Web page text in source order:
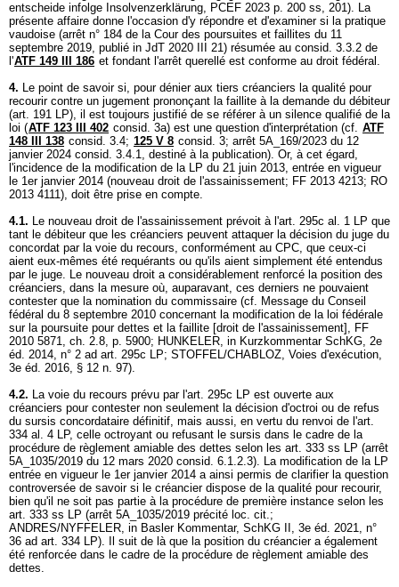
entscheide infolge Insolvenzerklärung, PCEF 2023 p. 200 ss, 201). La
présente affaire donne l'occasion d'y répondre et d'examiner si la pratique
vaudoise (arrêt n° 184 de la Cour des poursuites et faillites du 11
septembre 2019, publié in JdT 2020 III 21) résumée au consid. 3.3.2 de
l'ATF 149 III 186 et fondant l'arrêt querellé est conforme au droit fédéral.
4. Le point de savoir si, pour dénier aux tiers créanciers la qualité pour
recourir contre un jugement prononçant la faillite à la demande du débiteur
(art. 191 LP), il est toujours justifié de se référer à un silence qualifié de la
loi (ATF 123 III 402 consid. 3a) est une question d'interprétation (cf. ATF
148 III 138 consid. 3.4; 125 V 8 consid. 3; arrêt 5A_169/2023 du 12
janvier 2024 consid. 3.4.1, destiné à la publication). Or, à cet égard,
l'incidence de la modification de la LP du 21 juin 2013, entrée en vigueur
le 1er janvier 2014 (nouveau droit de l'assainissement; FF 2013 4213; RO
2013 4111), doit être prise en compte.
4.1. Le nouveau droit de l'assainissement prévoit à l'art. 295c al. 1 LP que
tant le débiteur que les créanciers peuvent attaquer la décision du juge du
concordat par la voie du recours, conformément au CPC, que ceux-ci
aient eux-mêmes été requérants ou qu'ils aient simplement été entendus
par le juge. Le nouveau droit a considérablement renforcé la position des
créanciers, dans la mesure où, auparavant, ces derniers ne pouvaient
contester que la nomination du commissaire (cf. Message du Conseil
fédéral du 8 septembre 2010 concernant la modification de la loi fédérale
sur la poursuite pour dettes et la faillite [droit de l'assainissement], FF
2010 5871, ch. 2.8, p. 5900; HUNKELER, in Kurzkommentar SchKG, 2e
éd. 2014, n° 2 ad art. 295c LP; STOFFEL/CHABLOZ, Voies d'exécution,
3e éd. 2016, § 12 n. 97).
4.2. La voie du recours prévu par l'art. 295c LP est ouverte aux
créanciers pour contester non seulement la décision d'octroi ou de refus
du sursis concordataire définitif, mais aussi, en vertu du renvoi de l'art.
334 al. 4 LP, celle octroyant ou refusant le sursis dans le cadre de la
procédure de règlement amiable des dettes selon les art. 333 ss LP (arrêt
5A_1035/2019 du 12 mars 2020 consid. 6.1.2.3). La modification de la LP
entrée en vigueur le 1er janvier 2014 a ainsi permis de clarifier la question
controversée de savoir si le créancier dispose de la qualité pour recourir,
bien qu'il ne soit pas partie à la procédure de première instance selon les
art. 333 ss LP (arrêt 5A_1035/2019 précité loc. cit.;
ANDRES/NYFFELER, in Basler Kommentar, SchKG II, 3e éd. 2021, n°
36 ad art. 334 LP). Il suit de là que la position du créancier a également
été renforcée dans le cadre de la procédure de règlement amiable des
dettes.